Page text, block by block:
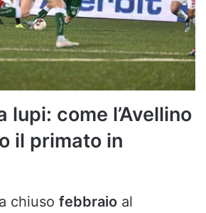
lupi: come l’Avellino
il primato in
chiuso febbraio al